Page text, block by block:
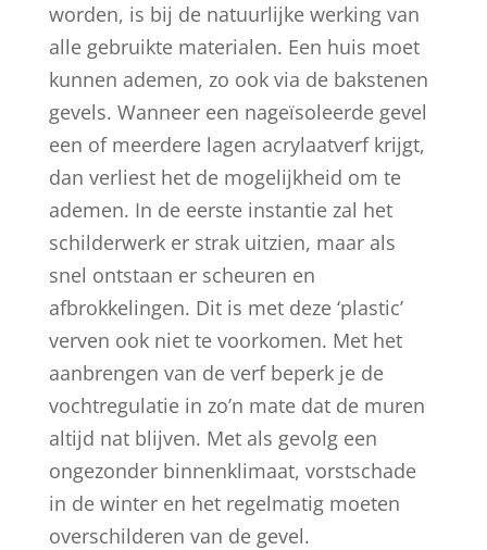
worden, is bij de natuurlijke werking van
alle gebruikte materialen. Een huis moet
kunnen ademen, zo ook via de bakstenen
gevels. Wanneer een nageïsoleerde gevel
een of meerdere lagen acrylaatverf krijgt,
dan verliest het de mogelijkheid om te
ademen. In de eerste instantie zal het
schilderwerk er strak uitzien, maar als
snel ontstaan er scheuren en
afbrokkelingen. Dit is met deze ‘plastic’
verven ook niet te voorkomen. Met het
aanbrengen van de verf beperk je de
vochtregulatie in zo’n mate dat de muren
altijd nat blijven. Met als gevolg een
ongezonder binnenklimaat, vorstschade
in de winter en het regelmatig moeten
overschilderen van de gevel.